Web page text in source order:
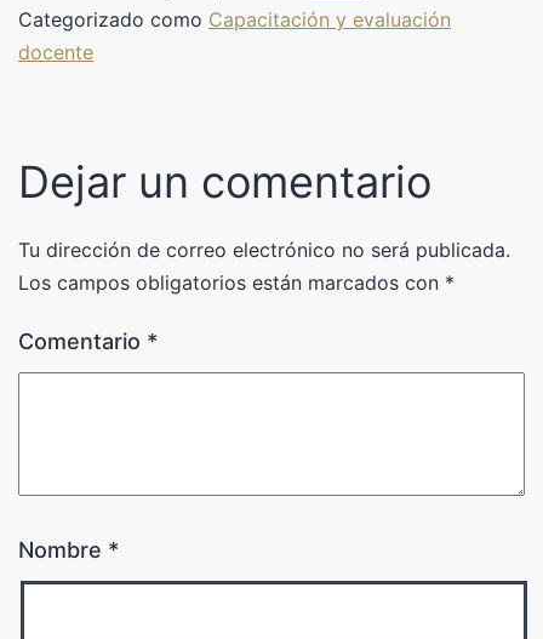
Categorizado como Capacitación y evaluación
docente
Dejar un comentario
Tu dirección de correo electrónico no será publicada.
Los campos obligatorios están marcados con *
Comentario *
Nombre *